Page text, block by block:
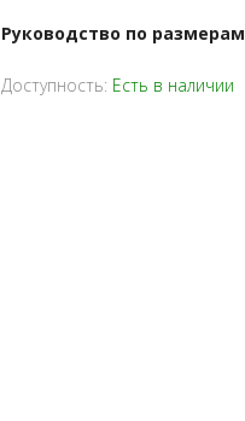
Руководство по размерам
Доступность: Есть в наличии